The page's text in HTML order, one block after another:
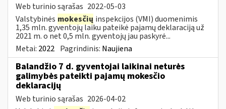
Web turinio sąrašas 2022-05-03
Valstybinės mokesčių inspekcijos (VMI) duomenimis
1,35 mln. gyventojų laiku pateikė pajamų deklaraciją už
2021 m. o net 0,5 mln. gyventojų jau paskyrė...
Metai: 2022 Pagrindinis: Naujiena
Balandžio 7 d. gyventojai laikinai neturės
galimybės pateikti pajamų mokesčio
deklaracijų
Web turinio sąrašas 2026-04-02